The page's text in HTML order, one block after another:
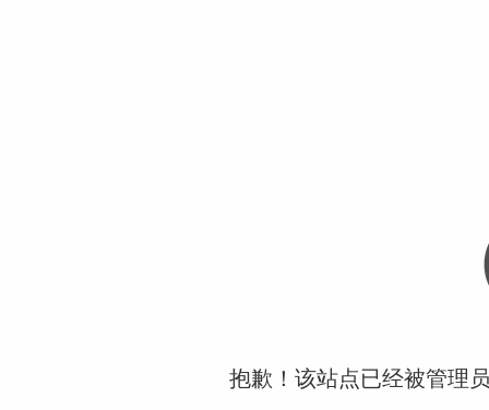
抱歉！该站点已经被管理